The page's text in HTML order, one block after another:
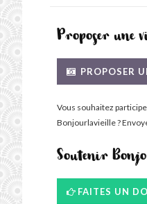
Proposer une
PROPOSER
Vous souhaitez
Bonjourlavieille ?
Soutenir
FAITES UN